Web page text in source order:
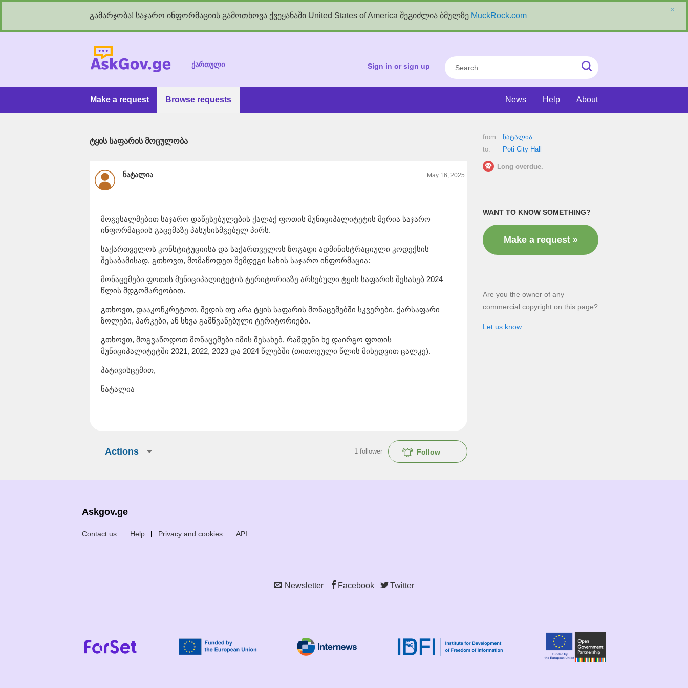
გამარჯობა! საჯარო ინფორმაციის გამოთხოვა ქვეყანაში United States of America შეგიძლია ბმულზე MuckRock.com
×
ქართული Search
Submit
Search
Sign in or sign up
Make a request Browse requests About
Help
News
ტყის საფარის მოცულობა
ნატალია May 16, 2025
მოგესალმებით საჯარო დაწესებულების ქალაქ ფოთის მუნიციპალიტეტის მერია საჯარო
ინფორმაციის გაცემაზე პასუხისმგებელ პირს.
საქართველოს კონსტიტუციისა და საქართველოს ზოგადი ადმინისტრაციული კოდექსის
შესაბამისად, გთხოვთ, მომაწოდეთ შემდეგი სახის საჯარო ინფორმაცია:
მონაცემები ფოთის მუნიციპალიტეტის ტერიტორიაზე არსებული ტყის საფარის შესახებ 2024
წლის მდგომარეობით.
გთხოვთ, დააკონკრეტოთ, შედის თუ არა ტყის საფარის მონაცემებში სკვერები, ქარსაფარი
ზოლები, პარკები, ან სხვა გამწვანებული ტერიტორიები.
გთხოვთ, მოგვაწოდოთ მონაცემები იმის შესახებ, რამდენი ხე დაირგო ფოთის
მუნიციპალიტეტში 2021, 2022, 2023 და 2024 წლებში (თითოეული წლის მიხედვით ცალკე).
პატივისცემით,
ნატალია
Actions Follow
1 follower
from:
ნატალია
to:
Poti City Hall
Long overdue.
WANT TO KNOW SOMETHING?
Make a request »
Are you the owner of any
commercial copyright on this page?
Let us know
Askgov.ge
Contact us Help Privacy and cookies API
Newsletter Facebook Twitter